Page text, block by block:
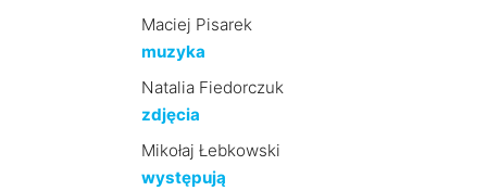
Maciej Pisarek
muzyka
Natalia Fiedorczuk
zdjęcia
Mikołaj Łebkowski
występują